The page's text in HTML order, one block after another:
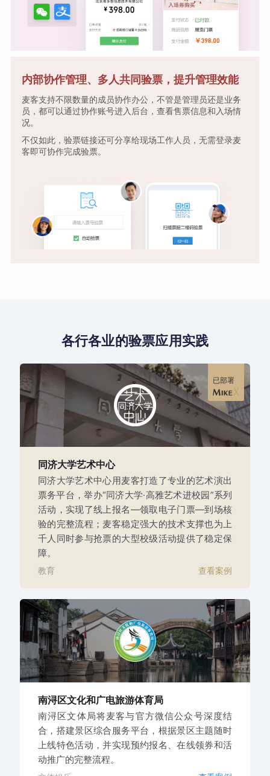
内部协作管理、多人共同验票，提升管理效能
麦客支持不限数量的成员协作办公，不管是管理员还是业务
员，都可以通过协作账号进入后台，查看售票信息和入场情
况。
不仅如此，验票链接还可分享给现场工作人员，无需登录麦
客即可协作完成验票。
各行各业的验票应用实践
已部署
同济大学艺术中心
同济大学艺术中心用麦客打造了专业的艺术演出
票务平台，举办“同济大学·高雅艺术进校园”系列
活动，实现了线上报名—领取电子门票—到场核
验的完整流程；麦客稳定强大的技术支撑也为上
千人同时参与抢票的大型校级活动提供了稳定保
障。
教育 查看案例
南浔区文化和广电旅游体育局
南浔区文体局将麦客与官方微信公众号深度结
合，搭建景区综合服务平台，根据景区主题随时
上线特色活动，并实现预约报名、在线领券和活
动推广的完整流程。